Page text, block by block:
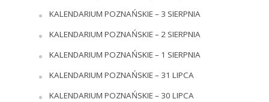
KALENDARIUM POZNAŃSKIE – 3 SIERPNIA
KALENDARIUM POZNAŃSKIE – 2 SIERPNIA
KALENDARIUM POZNAŃSKIE – 1 SIERPNIA
KALENDARIUM POZNAŃSKIE – 31 LIPCA
KALENDARIUM POZNAŃSKIE – 30 LIPCA